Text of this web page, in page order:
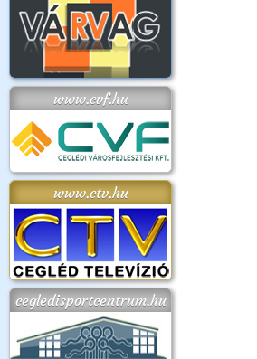
www.cvf.hu
www.ctv.hu
cegledisportcentrum.hu